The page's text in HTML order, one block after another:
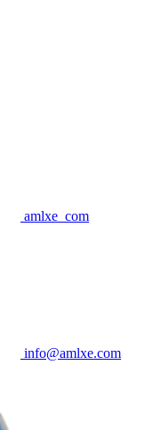
amlxe_com
info@amlxe.com